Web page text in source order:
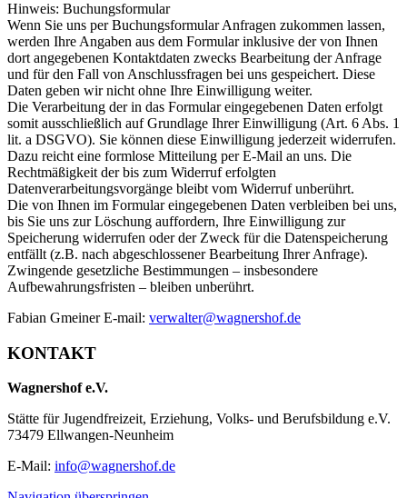
Hinweis: Buchungsformular
Wenn Sie uns per Buchungsformular Anfragen zukommen lassen,
werden Ihre Angaben aus dem Formular inklusive der von Ihnen
dort angegebenen Kontaktdaten zwecks Bearbeitung der Anfrage
und für den Fall von Anschlussfragen bei uns gespeichert. Diese
Daten geben wir nicht ohne Ihre Einwilligung weiter.
Die Verarbeitung der in das Formular eingegebenen Daten erfolgt
somit ausschließlich auf Grundlage Ihrer Einwilligung (Art. 6 Abs. 1
lit. a DSGVO). Sie können diese Einwilligung jederzeit widerrufen.
Dazu reicht eine formlose Mitteilung per E-Mail an uns. Die
Rechtmäßigkeit der bis zum Widerruf erfolgten
Datenverarbeitungsvorgänge bleibt vom Widerruf unberührt.
Die von Ihnen im Formular eingegebenen Daten verbleiben bei uns,
bis Sie uns zur Löschung auffordern, Ihre Einwilligung zur
Speicherung widerrufen oder der Zweck für die Datenspeicherung
entfällt (z.B. nach abgeschlossener Bearbeitung Ihrer Anfrage).
Zwingende gesetzliche Bestimmungen – insbesondere
Aufbewahrungsfristen – bleiben unberührt.
Fabian Gmeiner E-mail: verwalter@wagnershof.de
KONTAKT
Wagnershof e.V.
Stätte für Jugendfreizeit, Erziehung, Volks- und Berufsbildung e.V.
73479 Ellwangen-Neunheim
E-Mail: info@wagnershof.de